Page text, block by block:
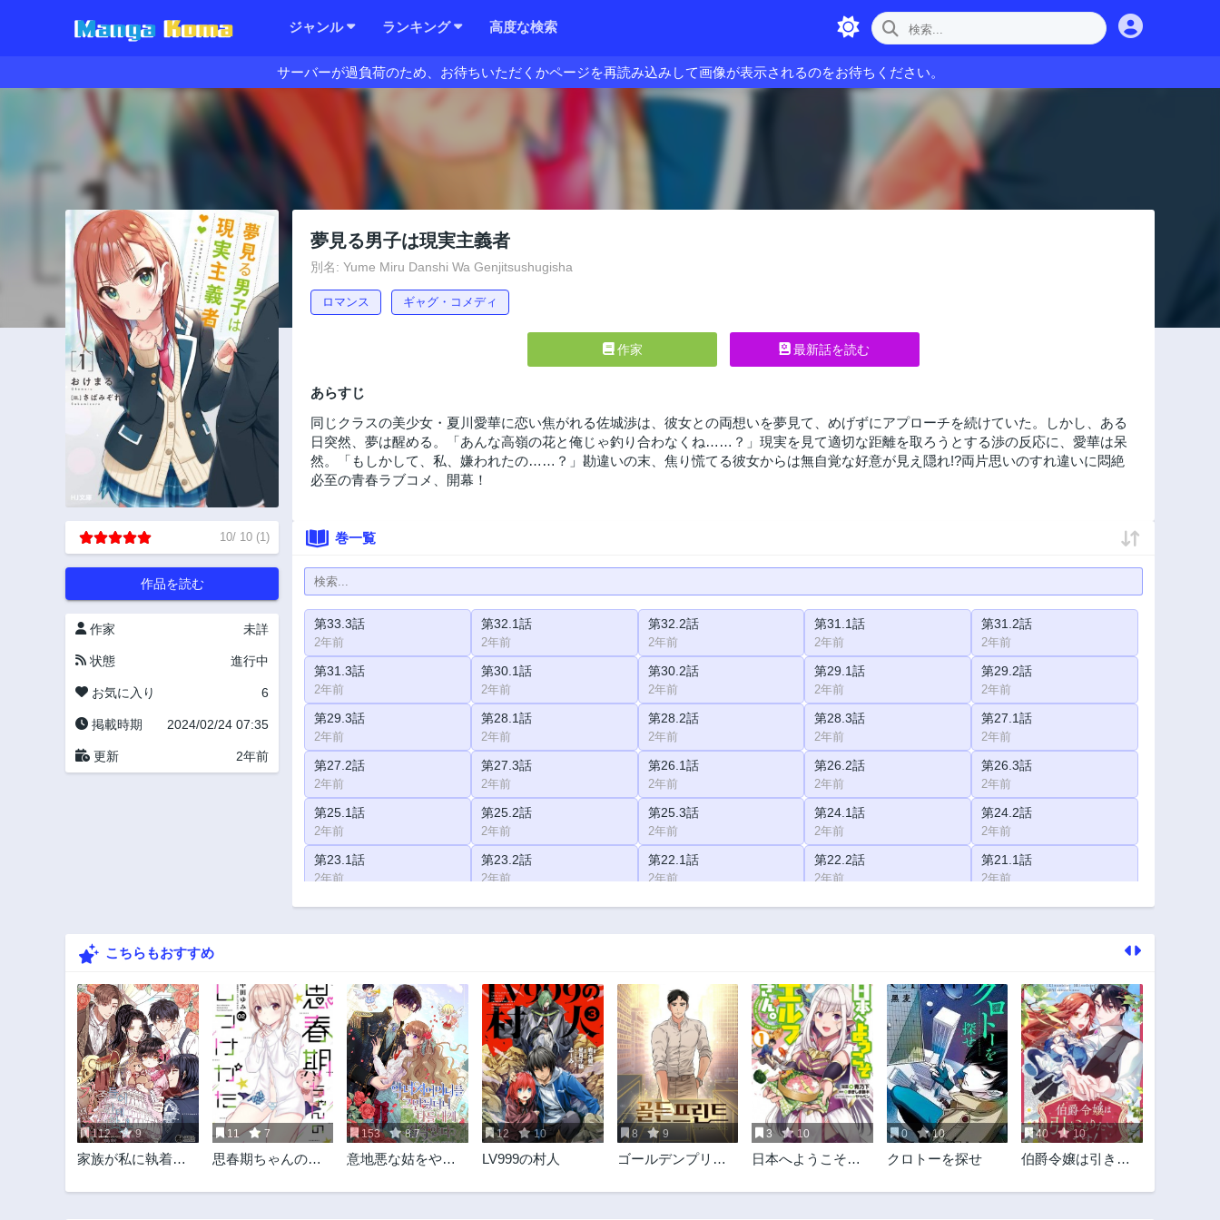
ジャンル ランキング 高度な検索
サーバーが過負荷のため、お待ちいただくかページを再読み込みして画像が表示されるのをお待ちください。
10/ 10 (1)
作品を読む
作家 未詳
状態 進行中
お気に入り 6
掲載時期 2024/02/24 07:35
更新 2年前
夢見る男子は現実主義者
別名: Yume Miru Danshi Wa Genjitsushugisha
ロマンス ギャグ・コメディ
作家 最新話を読む
あらすじ
同じクラスの美少女・夏川愛華に恋い焦がれる佐城渉は、彼女との両想いを夢見て、めげずにアプローチを続けていた。しかし、ある
日突然、夢は醒める。「あんな高嶺の花と俺じゃ釣り合わなくね……？」現実を見て適切な距離を取ろうとする渉の反応に、愛華は呆
然。「もしかして、私、嫌われたの……？」勘違いの末、焦り慌てる彼女からは無自覚な好意が見え隠れ!?両片思いのすれ違いに悶絶
必至の青春ラブコメ、開幕！
巻一覧
第33.3話
2年前
第32.1話
2年前
第32.2話
2年前
第31.1話
2年前
第31.2話
2年前
第31.3話
2年前
第30.1話
2年前
第30.2話
2年前
第29.1話
2年前
第29.2話
2年前
第29.3話
2年前
第28.1話
2年前
第28.2話
2年前
第28.3話
2年前
第27.1話
2年前
第27.2話
2年前
第27.3話
2年前
第26.1話
2年前
第26.2話
2年前
第26.3話
2年前
第25.1話
2年前
第25.2話
2年前
第25.3話
2年前
第24.1話
2年前
第24.2話
2年前
第23.1話
2年前
第23.2話
2年前
第22.1話
2年前
第22.2話
2年前
第21.1話
2年前
第21.2話 第20.1話 第20.2話 第19.1話 第19.2話
第16.2話
2年前
第15.1話
2年前
第15.2話
2年前
第14.1話
2年前
第14.2話
2年前
第13.1話
2年前
第13.2話
2年前
第12.1話
2年前
第12.2話
2年前
第11.1話
2年前
第11.2話
2年前
第10.1話
2年前
第10.2話
2年前
第9.1話
2年前
第9.2話
2年前
第8.1話
2年前
第8.2話
2年前
第7.1話
2年前
第7.2話
2年前
第6.1話
2年前
第6.2話 第5.1話 第5.2話 第4.1話 第4.2話
こちらもおすすめ
112 9
家族が私に執着し
11 7
思春期ちゃんのし
153 8.7
意地悪な姑をやめ
執着します
12 10
LV999の村人
8 9
ゴールデンプリン
3 10
日本へようこそエ
0 10
クロトーを探せ
40 10
伯爵令嬢は引きこ